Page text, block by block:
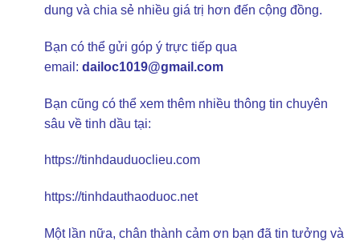
dung và chia sẻ nhiều giá trị hơn đến cộng đồng.
Bạn có thể gửi góp ý trực tiếp qua
email: dailoc1019@gmail.com
Bạn cũng có thể xem thêm nhiều thông tin chuyên
sâu về tinh dầu tại:
https://tinhdauduoclieu.com
https://tinhdauthaoduoc.net
Một lần nữa, chân thành cảm ơn bạn đã tin tưởng và